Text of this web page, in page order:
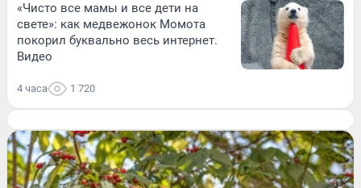
«Чисто все мамы и все дети на
свете»: как медвежонок Момота
покорил буквально весь интернет.
Видео
4 часа 1 720